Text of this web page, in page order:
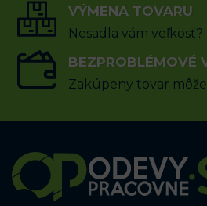
VÝMENA TOVARU
Nesadla vám veľkosť?
BEZPROBLÉMOVÉ
Zakúpeny tovar